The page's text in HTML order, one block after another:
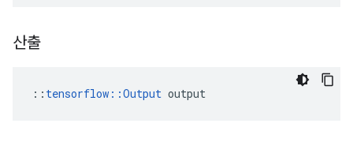
산출
:: tensorflow::Output output